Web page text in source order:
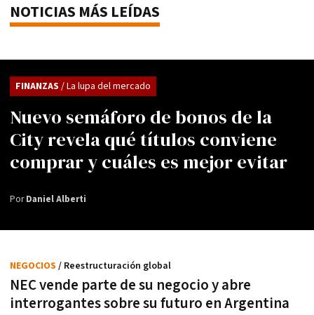
NOTICIAS MÁS LEÍDAS
Nuevo semáforo de bonos de la
City revela qué títulos conviene
comprar y cuáles es mejor evitar
FINANZAS / La lupa del mercado
PorDaniel Alberti
NEC vende parte de su negocio y abre
interrogantes sobre su futuro en Argentina
NEGOCIOS / Reestructuración global